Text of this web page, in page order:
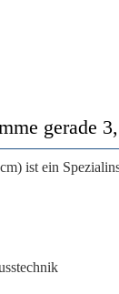
gerade
ist ein